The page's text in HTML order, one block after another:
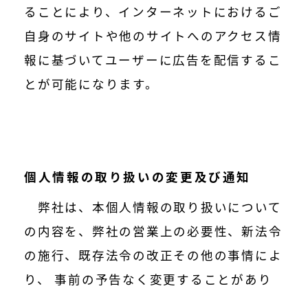
ることにより、インターネットにおけるご
自身のサイトや他のサイトへのアクセス情
報に基づいてユーザーに広告を配信するこ
とが可能になります。
個人情報の取り扱いの変更及び通知
弊社は、本個人情報の取り扱いについて
の内容を、弊社の営業上の必要性、新法令
の施行、既存法令の改正その他の事情によ
り、 事前の予告なく変更することがあり